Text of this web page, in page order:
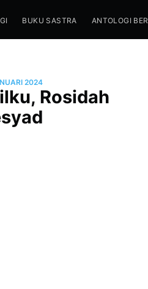
BUKU SASTRA ANTOLOGI
2024
Rosidah